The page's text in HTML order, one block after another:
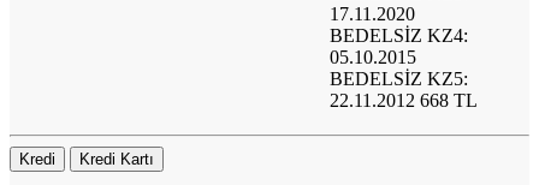
17.11.2020
BEDELSİZ KZ4:
05.10.2015
BEDELSİZ KZ5:
22.11.2012 668 TL
Kredi Kredi Kartı